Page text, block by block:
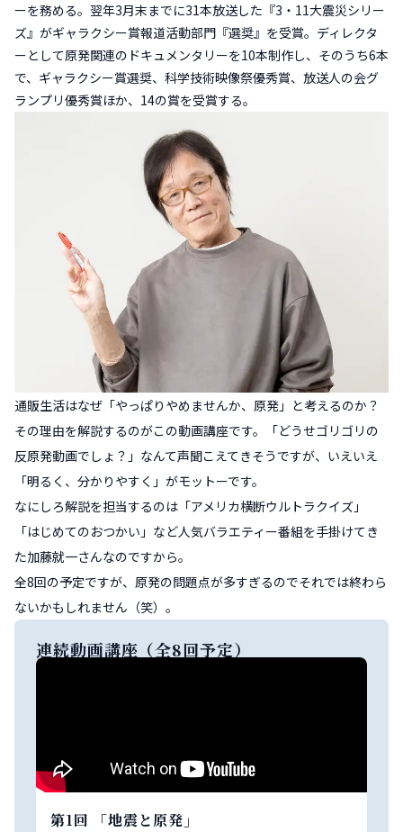
ーを務める。翌年3月末までに31本放送した『3・11大震災シリー
ズ』がギャラクシー賞報道活動部門『選奨』を受賞。ディレクタ
ーとして原発関連のドキュメンタリーを10本制作し、そのうち6本
で、ギャラクシー賞選奨、科学技術映像祭優秀賞、放送人の会グ
ランプリ優秀賞ほか、14の賞を受賞する。
通販生活はなぜ「やっぱりやめませんか、原発」と考えるのか？
その理由を解説するのがこの動画講座です。「どうせゴリゴリの
反原発動画でしょ？」なんて声聞こえてきそうですが、いえいえ
「明るく、分かりやすく」がモットーです。
なにしろ解説を担当するのは「アメリカ横断ウルトラクイズ」
「はじめてのおつかい」など人気バラエティー番組を手掛けてき
た加藤就一さんなのですから。
全8回の予定ですが、原発の問題点が多すぎるのでそれでは終わら
ないかもしれません（笑）。
連続動画講座（全8回予定）
第1回 「地震と原発」